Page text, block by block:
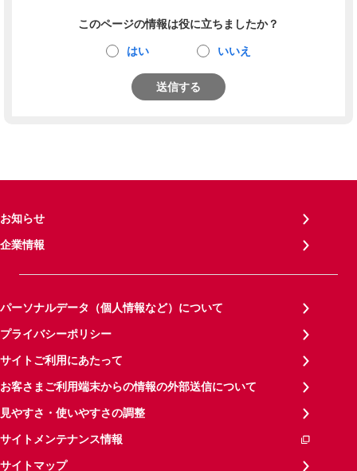
このページの情報は役に立ちましたか？
はい いいえ
送信する
お知らせ
企業情報
パーソナルデータ（個人情報など）について
プライバシーポリシー
サイトご利用にあたって
お客さまご利用端末からの情報の外部送信について
見やすさ・使いやすさの調整
サイトメンテナンス情報
サイトマップ